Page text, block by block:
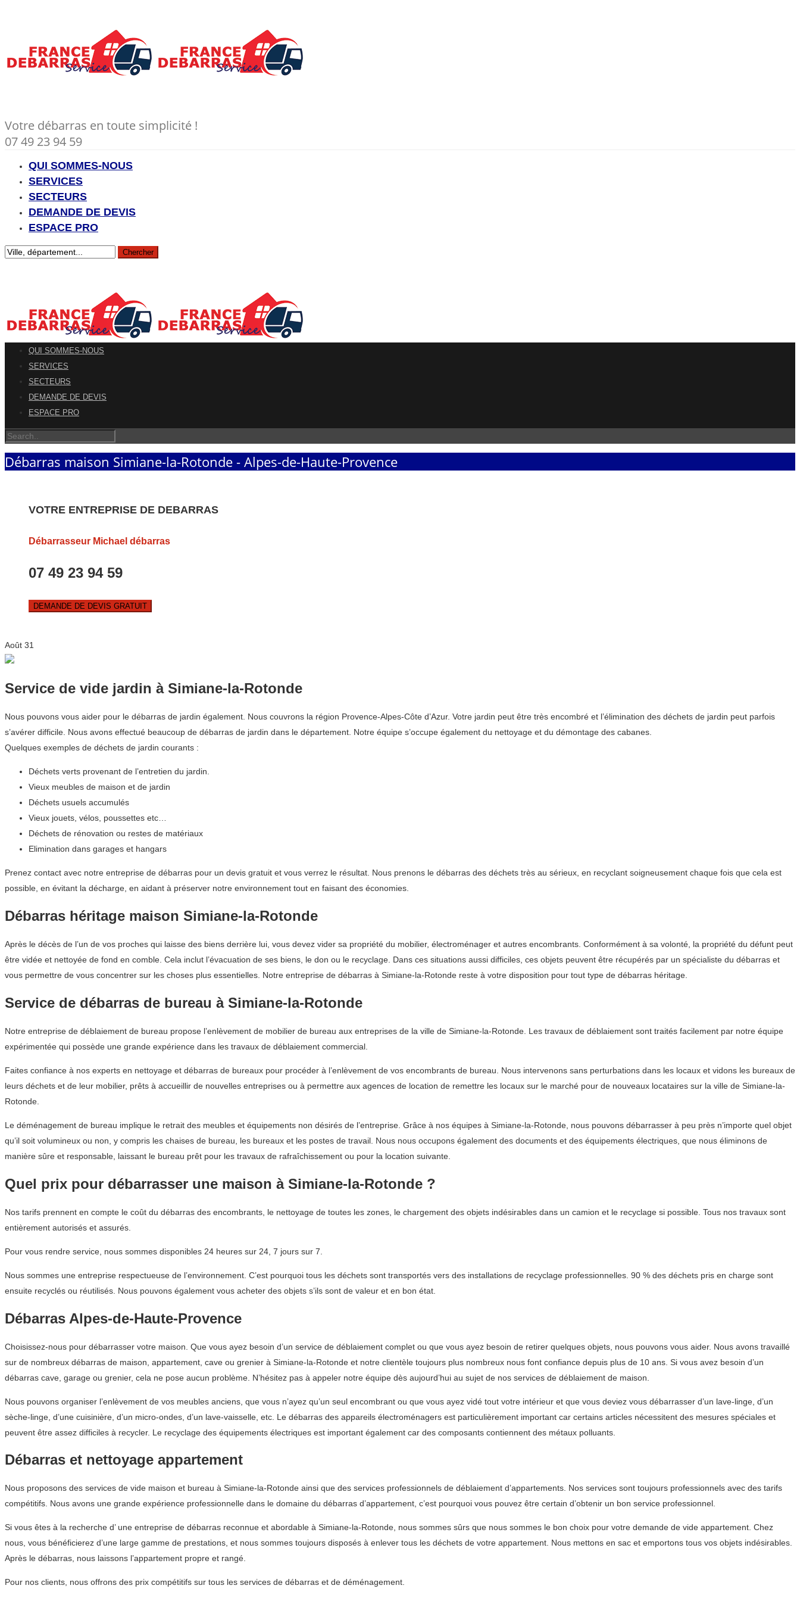
Votre débarras en toute simplicité !
07 49 23 94 59
QUI SOMMES-NOUS
SERVICES
SECTEURS
DEMANDE DE DEVIS
ESPACE PRO
QUI SOMMES-NOUS
SERVICES
SECTEURS
DEMANDE DE DEVIS
ESPACE PRO
Débarras maison Simiane-la-Rotonde - Alpes-de-Haute-Provence
VOTRE ENTREPRISE DE DEBARRAS
Débarrasseur Michael débarras
07 49 23 94 59
DEMANDE DE DEVIS GRATUIT
Août 31
Service de vide jardin à Simiane-la-Rotonde
Nous pouvons vous aider pour le débarras de jardin également. Nous couvrons la région Provence-Alpes-Côte d’Azur. Votre jardin peut être très encombré et l’élimination des déchets de jardin peut parfois
s’avérer difficile. Nous avons effectué beaucoup de débarras de jardin dans le département. Notre équipe s’occupe également du nettoyage et du démontage des cabanes.
Quelques exemples de déchets de jardin courants :
Déchets verts provenant de l’entretien du jardin.
Vieux meubles de maison et de jardin
Déchets usuels accumulés
Vieux jouets, vélos, poussettes etc…
Déchets de rénovation ou restes de matériaux
Elimination dans garages et hangars
Prenez contact avec notre entreprise de débarras pour un devis gratuit et vous verrez le résultat. Nous prenons le débarras des déchets très au sérieux, en recyclant soigneusement chaque fois que cela est
possible, en évitant la décharge, en aidant à préserver notre environnement tout en faisant des économies.
Débarras héritage maison Simiane-la-Rotonde
Après le décès de l’un de vos proches qui laisse des biens derrière lui, vous devez vider sa propriété du mobilier, électroménager et autres encombrants. Conformément à sa volonté, la propriété du défunt peut
être vidée et nettoyée de fond en comble. Cela inclut l’évacuation de ses biens, le don ou le recyclage. Dans ces situations aussi difficiles, ces objets peuvent être récupérés par un spécialiste du débarras et
vous permettre de vous concentrer sur les choses plus essentielles. Notre entreprise de débarras à Simiane-la-Rotonde reste à votre disposition pour tout type de débarras héritage.
Service de débarras de bureau à Simiane-la-Rotonde
Notre entreprise de déblaiement de bureau propose l’enlèvement de mobilier de bureau aux entreprises de la ville de Simiane-la-Rotonde. Les travaux de déblaiement sont traités facilement par notre équipe
expérimentée qui possède une grande expérience dans les travaux de déblaiement commercial.
Faites confiance à nos experts en nettoyage et débarras de bureaux pour procéder à l’enlèvement de vos encombrants de bureau. Nous intervenons sans perturbations dans les locaux et vidons les bureaux de
leurs déchets et de leur mobilier, prêts à accueillir de nouvelles entreprises ou à permettre aux agences de location de remettre les locaux sur le marché pour de nouveaux locataires sur la ville de Simiane-la-
Rotonde.
Le déménagement de bureau implique le retrait des meubles et équipements non désirés de l’entreprise. Grâce à nos équipes à Simiane-la-Rotonde, nous pouvons débarrasser à peu près n’importe quel objet
qu’il soit volumineux ou non, y compris les chaises de bureau, les bureaux et les postes de travail. Nous nous occupons également des documents et des équipements électriques, que nous éliminons de
manière sûre et responsable, laissant le bureau prêt pour les travaux de rafraîchissement ou pour la location suivante.
Quel prix pour débarrasser une maison à Simiane-la-Rotonde ?
Nos tarifs prennent en compte le coût du débarras des encombrants, le nettoyage de toutes les zones, le chargement des objets indésirables dans un camion et le recyclage si possible. Tous nos travaux sont
entièrement autorisés et assurés.
Pour vous rendre service, nous sommes disponibles 24 heures sur 24, 7 jours sur 7.
Nous sommes une entreprise respectueuse de l’environnement. C’est pourquoi tous les déchets sont transportés vers des installations de recyclage professionnelles. 90 % des déchets pris en charge sont
ensuite recyclés ou réutilisés. Nous pouvons également vous acheter des objets s’ils sont de valeur et en bon état.
Débarras Alpes-de-Haute-Provence
Choisissez-nous pour débarrasser votre maison. Que vous ayez besoin d’un service de déblaiement complet ou que vous ayez besoin de retirer quelques objets, nous pouvons vous aider. Nous avons travaillé
sur de nombreux débarras de maison, appartement, cave ou grenier à Simiane-la-Rotonde et notre clientèle toujours plus nombreux nous font confiance depuis plus de 10 ans. Si vous avez besoin d’un
débarras cave, garage ou grenier, cela ne pose aucun problème. N’hésitez pas à appeler notre équipe dès aujourd’hui au sujet de nos services de déblaiement de maison.
Nous pouvons organiser l’enlèvement de vos meubles anciens, que vous n’ayez qu’un seul encombrant ou que vous ayez vidé tout votre intérieur et que vous deviez vous débarrasser d’un lave-linge, d’un
sèche-linge, d’une cuisinière, d’un micro-ondes, d’un lave-vaisselle, etc. Le débarras des appareils électroménagers est particulièrement important car certains articles nécessitent des mesures spéciales et
peuvent être assez difficiles à recycler. Le recyclage des équipements électriques est important également car des composants contiennent des métaux polluants.
Débarras et nettoyage appartement
Nous proposons des services de vide maison et bureau à Simiane-la-Rotonde ainsi que des services professionnels de déblaiement d’appartements. Nos services sont toujours professionnels avec des tarifs
compétitifs. Nous avons une grande expérience professionnelle dans le domaine du débarras d’appartement, c’est pourquoi vous pouvez être certain d’obtenir un bon service professionnel.
Si vous êtes à la recherche d’ une entreprise de débarras reconnue et abordable à Simiane-la-Rotonde, nous sommes sûrs que nous sommes le bon choix pour votre demande de vide appartement. Chez
nous, vous bénéficierez d’une large gamme de prestations, et nous sommes toujours disposés à enlever tous les déchets de votre appartement. Nous mettons en sac et emportons tous vos objets indésirables.
Après le débarras, nous laissons l’appartement propre et rangé.
Pour nos clients, nous offrons des prix compétitifs sur tous les services de débarras et de déménagement.